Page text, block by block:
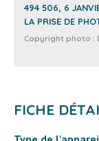
494 506, 6
LA PRISE DE
Copyright photo :
FICHE